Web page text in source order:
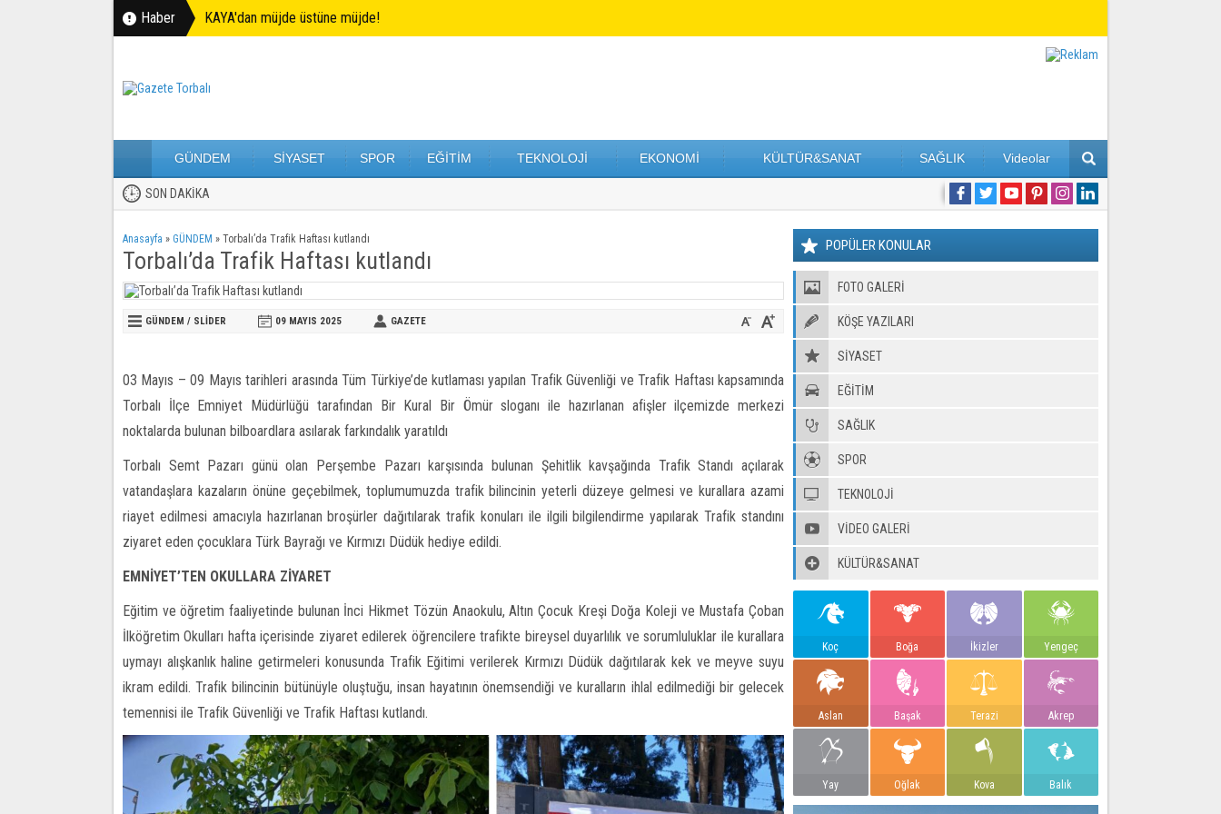
Haber KAYA'dan müjde üstüne müjde!
GÜNDEM SİYASET SPOR EĞİTİM TEKNOLOJİ EKONOMİ KÜLTÜR&SANAT SAĞLIK Videolar
SON DAKİKA
Anasayfa » GÜNDEM » Torbalı’da Trafik Haftası kutlandı
Torbalı’da Trafik Haftası kutlandı
GÜNDEM / SLİDER 09 MAYIS 2025 GAZETE
03 Mayıs – 09 Mayıs tarihleri arasında Tüm Türkiye’de kutlaması yapılan Trafik Güvenliği ve Trafik Haftası kapsamında
Torbalı İlçe Emniyet Müdürlüğü tarafından Bir Kural Bir Ömür sloganı ile hazırlanan afişler ilçemizde merkezi
noktalarda bulunan bilboardlara asılarak farkındalık yaratıldı
Torbalı Semt Pazarı günü olan Perşembe Pazarı karşısında bulunan Şehitlik kavşağında Trafik Standı açılarak
vatandaşlara kazaların önüne geçebilmek, toplumumuzda trafik bilincinin yeterli düzeye gelmesi ve kurallara azami
riayet edilmesi amacıyla hazırlanan broşürler dağıtılarak trafik konuları ile ilgili bilgilendirme yapılarak Trafik standını
ziyaret eden çocuklara Türk Bayrağı ve Kırmızı Düdük hediye edildi.
EMNİYET’TEN OKULLARA ZİYARET
Eğitim ve öğretim faaliyetinde bulunan İnci Hikmet Tözün Anaokulu, Altın Çocuk Kreşi Doğa Koleji ve Mustafa Çoban
İlköğretim Okulları hafta içerisinde ziyaret edilerek öğrencilere trafikte bireysel duyarlılık ve sorumluluklar ile kurallara
uymayı alışkanlık haline getirmeleri konusunda Trafik Eğitimi verilerek Kırmızı Düdük dağıtılarak kek ve meyve suyu
ikram edildi. Trafik bilincinin bütünüyle oluştuğu, insan hayatının önemsendiği ve kuralların ihlal edilmediği bir gelecek
temennisi ile Trafik Güvenliği ve Trafik Haftası kutlandı.
POPÜLER KONULAR
FOTO GALERI
KÖŞE YAZILARI
SİYASET
EĞİTİM
SAĞLIK
SPOR
TEKNOLOJİ
VIDEO GALERI
KÜLTÜR&SANAT
Koç Boğa İkizler Yengeç
Aslan Başak Terazi Akrep
Yay Oğlak Kova Balık